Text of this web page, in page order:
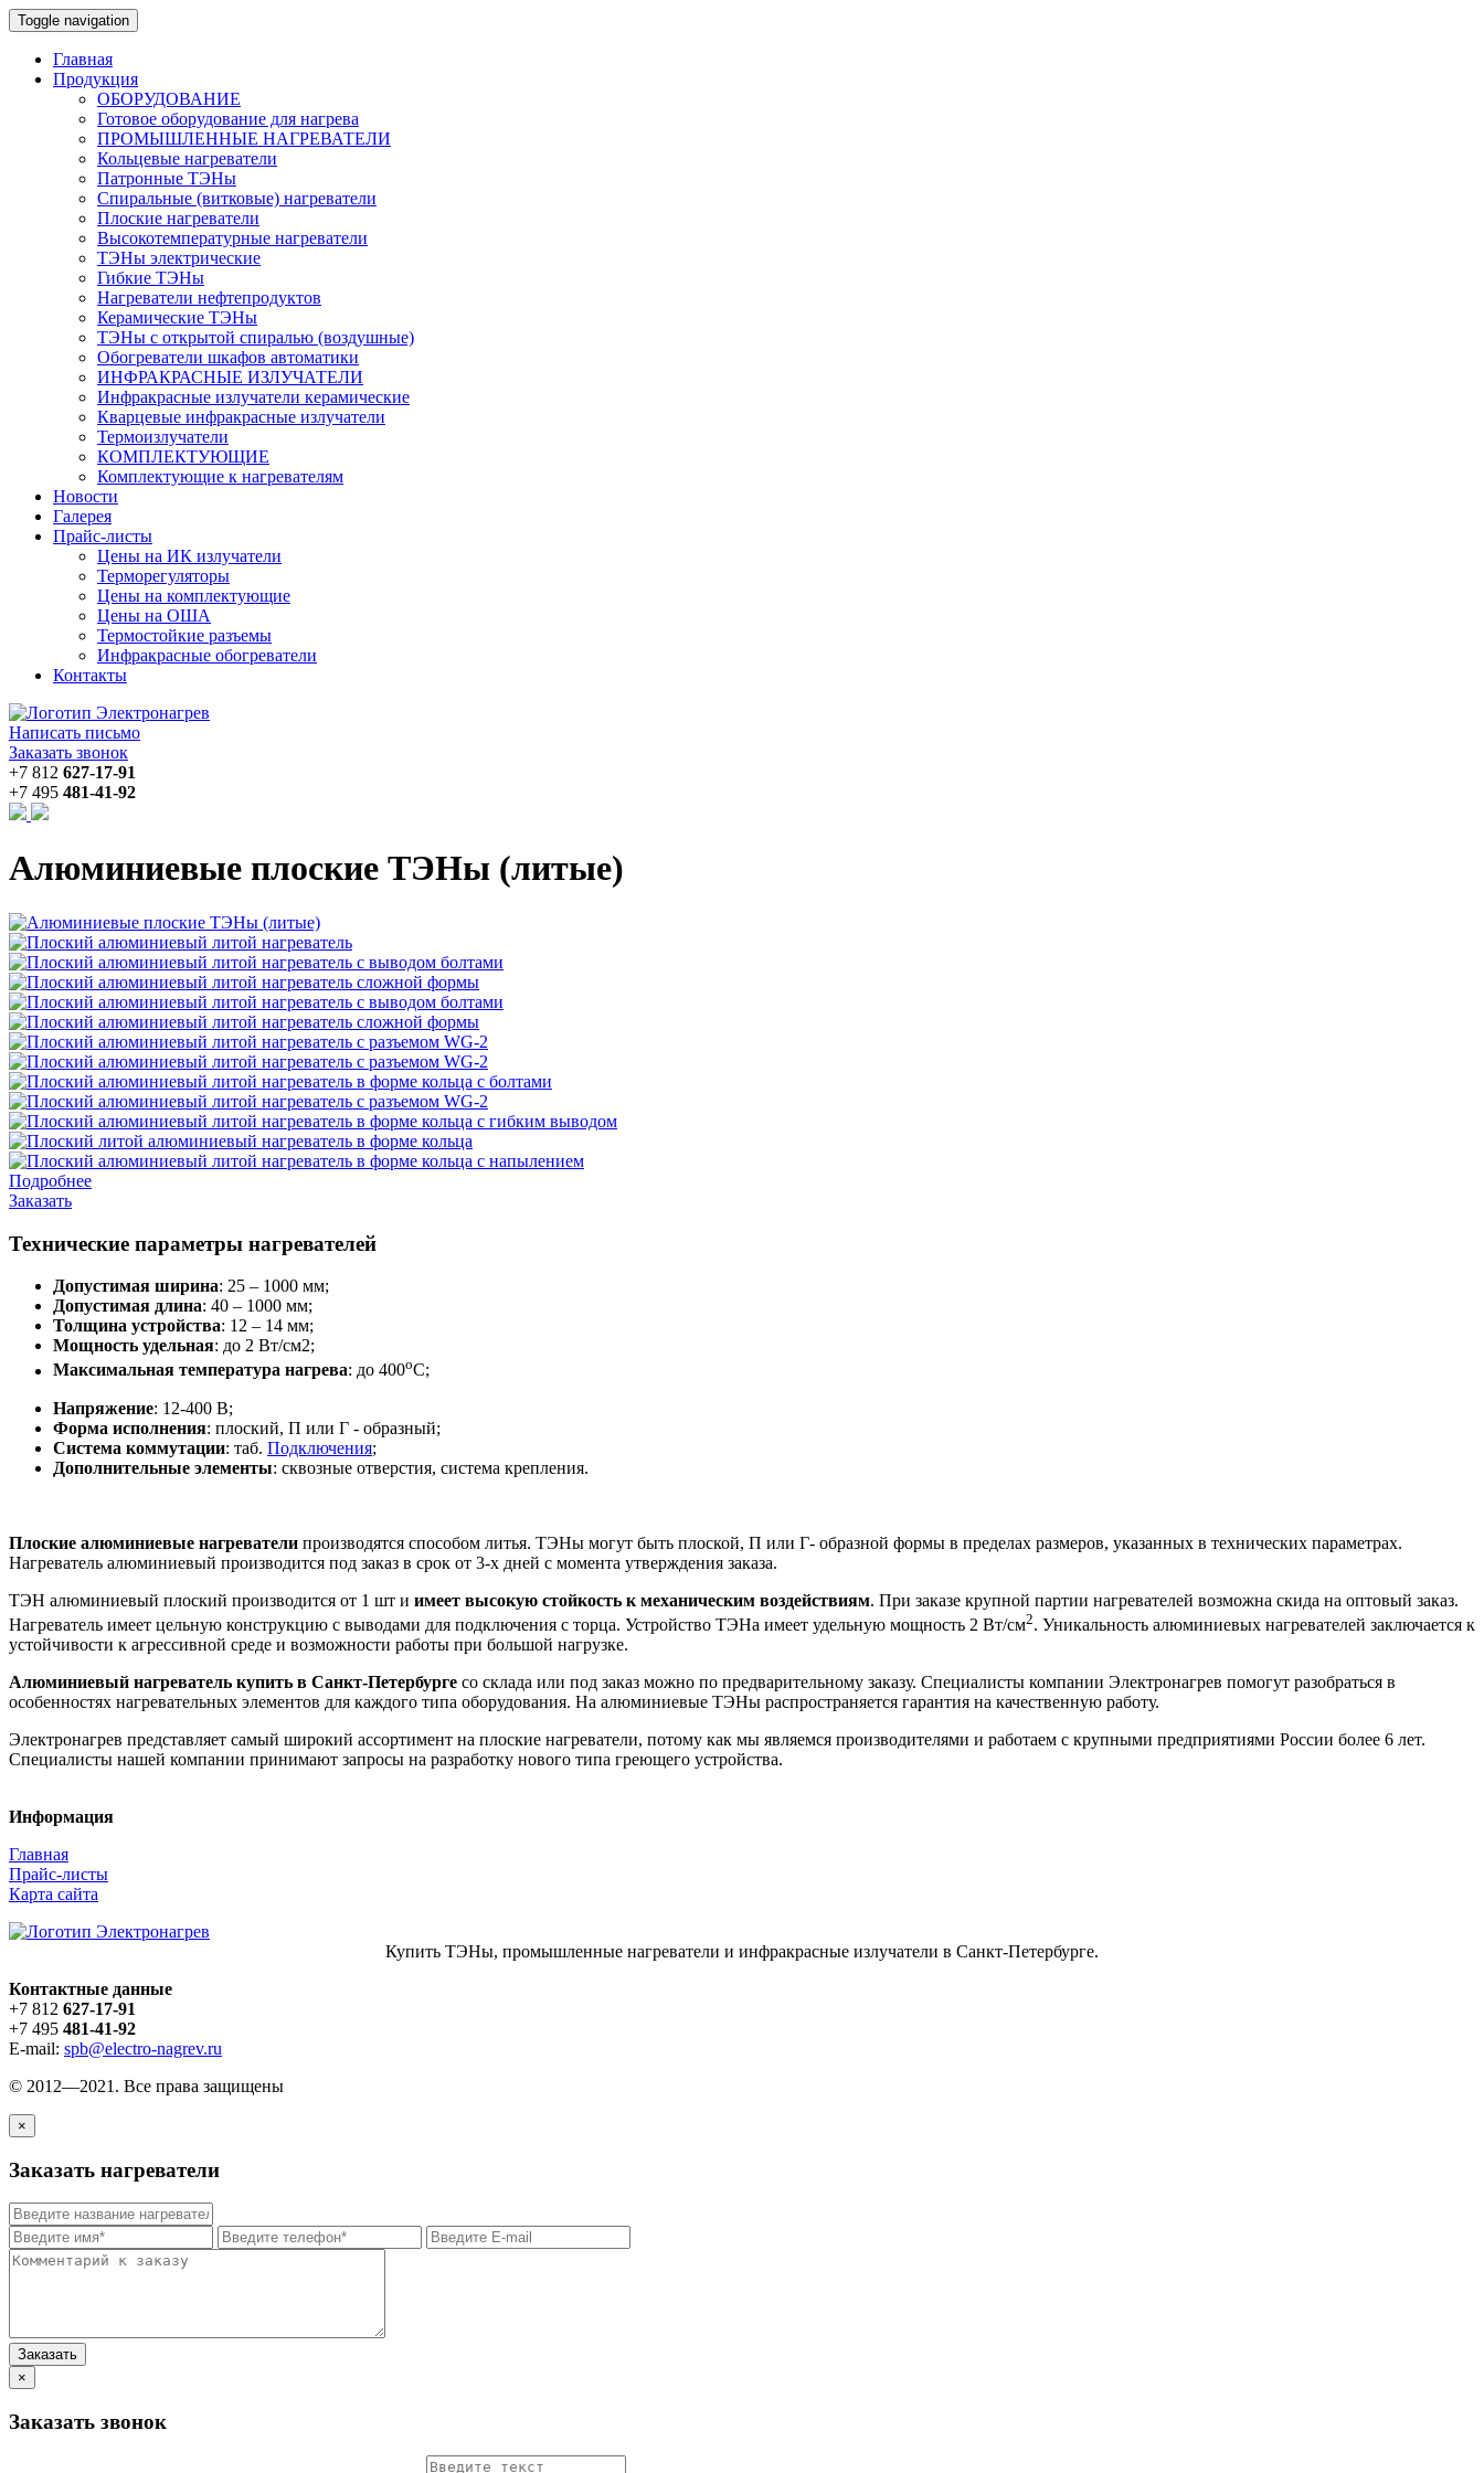
Toggle navigation
Главная
Продукция
ОБОРУДОВАНИЕ
Готовое оборудование для нагрева
ПРОМЫШЛЕННЫЕ НАГРЕВАТЕЛИ
Кольцевые нагреватели
Патронные ТЭНы
Спиральные (витковые) нагреватели
Плоские нагреватели
Высокотемпературные нагреватели
ТЭНы электрические
Гибкие ТЭНы
Нагреватели нефтепродуктов
Керамические ТЭНы
ТЭНы с открытой спиралью (воздушные)
Обогреватели шкафов автоматики
ИНФРАКРАСНЫЕ ИЗЛУЧАТЕЛИ
Инфракрасные излучатели керамические
Кварцевые инфракрасные излучатели
Термоизлучатели
КОМПЛЕКТУЮЩИЕ
Комплектующие к нагревателям
Новости
Галерея
Прайс-листы
Цены на ИК излучатели
Терморегуляторы
Цены на комплектующие
Цены на ОША
Термостойкие разъемы
Инфракрасные обогреватели
Контакты
Написать письмо
Заказать звонок
+7 812 627-17-91
+7 495 481-41-92
Алюминиевые плоские ТЭНы (литые)
Подробнее
Заказать
Технические параметры нагревателей
Допустимая ширина: 25 – 1000 мм;
Допустимая длина: 40 – 1000 мм;
Толщина устройства: 12 – 14 мм;
Мощность удельная: до 2 Вт/см2;
Максимальная температура нагрева: до 400оС;
Напряжение: 12-400 В;
Форма исполнения: плоский, П или Г - образный;
Система коммутации: таб. Подключения;
Дополнительные элементы: сквозные отверстия, система крепления.
Плоские алюминиевые нагреватели производятся способом литья. ТЭНы могут быть плоской, П или Г- образной формы в пределах размеров, указанных в технических параметрах.
Нагреватель алюминиевый производится под заказ в срок от 3-х дней с момента утверждения заказа.
ТЭН алюминиевый плоский производится от 1 шт и имеет высокую стойкость к механическим воздействиям. При заказе крупной партии нагревателей возможна скида на оптовый заказ.
Нагреватель имеет цельную конструкцию с выводами для подключения с торца. Устройство ТЭНа имеет удельную мощность 2 Вт/см2. Уникальность алюминиевых нагревателей заключается к
устойчивости к агрессивной среде и возможности работы при большой нагрузке.
Алюминиевый нагреватель купить в Санкт-Петербурге со склада или под заказ можно по предварительному заказу. Специалисты компании Электронагрев помогут разобраться в
особенностях нагревательных элементов для каждого типа оборудования. На алюминиевые ТЭНы распространяется гарантия на качественную работу.
Электронагрев представляет самый широкий ассортимент на плоские нагреватели, потому как мы являемся производителями и работаем с крупными предприятиями России более 6 лет.
Специалисты нашей компании принимают запросы на разработку нового типа греющего устройства.
Информация
Главная
Прайс-листы
Карта сайта
Купить ТЭНы, промышленные нагреватели и инфракрасные излучатели в Санкт-Петербурге.
Контактные данные
+7 812 627-17-91
+7 495 481-41-92
E-mail: spb@electro-nagrev.ru
© 2012—2021. Все права защищены
×
Заказать нагреватели
×
Заказать звонок